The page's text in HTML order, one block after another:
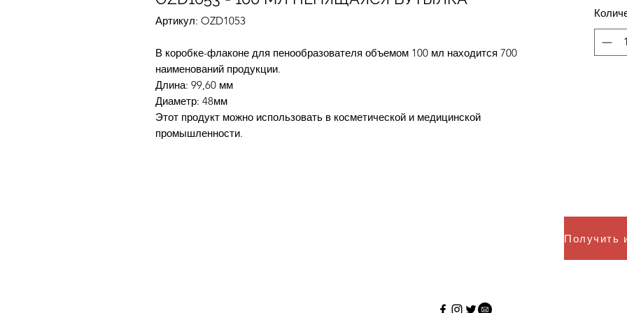
Артикул: OZD1053
В коробке-флаконе для пенообразователя объемом 100 мл находится 700
наименований продукции.
Длина: 99,60 мм
Диаметр: 48мм
Этот продукт можно использовать в косметической и медицинской
промышленности.